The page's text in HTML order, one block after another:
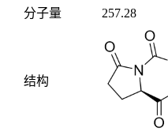
分子量
257.28
结构